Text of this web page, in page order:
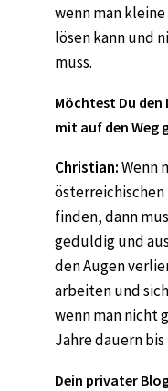
wenn man
lösen kann und
muss.
Möchtest Du
mit auf den Weg
Christian:Wenn
finden, dann
geduldig und
den Augen
arbeiten und
wenn man nicht
Jahre dauern
Dein privater